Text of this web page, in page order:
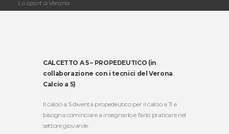
Lo sport a Verona
CALCETTO A 5 – PROPEDEUTICO (in
collaborazione con i tecnici del Verona
Calcio a 5)
Il calcio a 5 diventa propedeutico per il calcio a 11 e
bisogna cominciare a insegnarlo e farlo praticare nel
settore giovanile.